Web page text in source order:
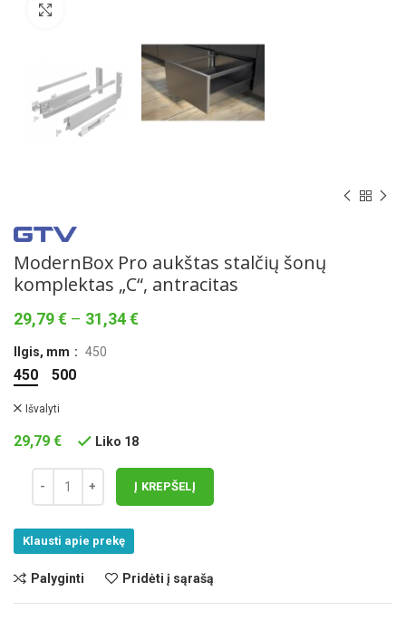
ModernBox Pro aukštas stalčių šonų
komplektas „C“, antracitas
29,79€ – 31,34€Price
Ilgis, mm 450
450 500
Išvalyti
29,79 € Liko 18
Į KREPŠELĮ
Klausti apie prekę
Palyginti Pridėti į sąrašą